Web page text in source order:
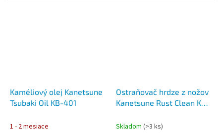
Kaméliový olej Kanetsune
Tsubaki Oil KB-401
1 - 2 mesiace
Ostraňovač hrdze z nožov
Kanetsune Rust Clean KB-
Skladom (>3 ks)